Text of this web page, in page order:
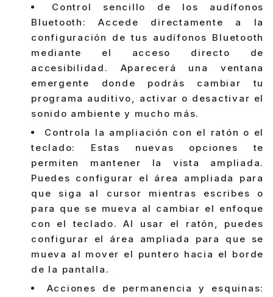
Control sencillo de los audífonos
Bluetooth: Accede directamente a la
configuración de tus audífonos Bluetooth
mediante el acceso directo de
accesibilidad. Aparecerá una ventana
emergente donde podrás cambiar tu
programa auditivo, activar o desactivar el
sonido ambiente y mucho más.
Controla la ampliación con el ratón o el
teclado: Estas nuevas opciones te
permiten mantener la vista ampliada.
Puedes configurar el área ampliada para
que siga al cursor mientras escribes o
para que se mueva al cambiar el enfoque
con el teclado. Al usar el ratón, puedes
configurar el área ampliada para que se
mueva al mover el puntero hacia el borde
de la pantalla.
Acciones de permanencia y esquinas: